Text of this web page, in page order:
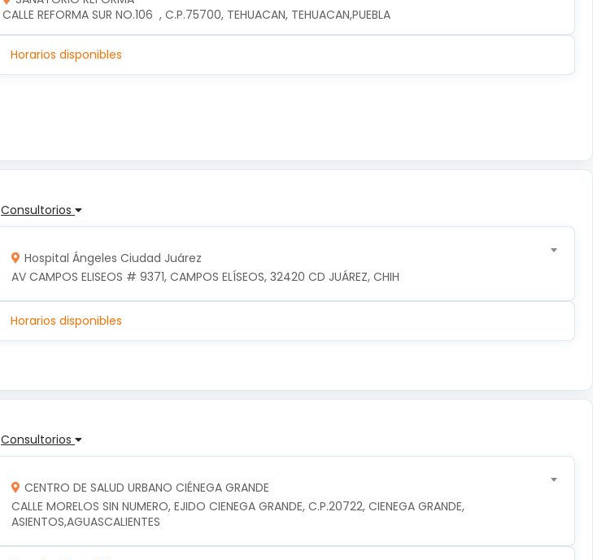
CALLE REFORMA SUR NO.106  , C.P.75700, TEHUACAN, TEHUACAN,PUEBLA
Horarios disponibles
Consultorios
Hospital Ángeles Ciudad Juárez
AV CAMPOS ELISEOS # 9371, CAMPOS ELÍSEOS, 32420 CD JUÁREZ, CHIH
Horarios disponibles
Consultorios
CENTRO DE SALUD URBANO CIÉNEGA GRANDE
CALLE MORELOS SIN NUMERO, EJIDO CIENEGA GRANDE, C.P.20722, CIENEGA GRANDE,
ASIENTOS,AGUASCALIENTES